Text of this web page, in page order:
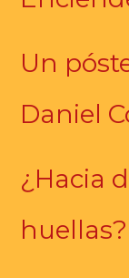
Un
Daniel
¿Hacia
huellas?